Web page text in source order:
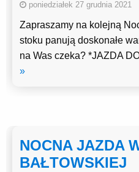
poniedziałek 27 grudnia 2021
Zapraszamy na kolejną
stoku panują doskonałe
na Was czeka? *JAZDA
»
NOCNA JAZDA
BAŁTOWSKIEJ